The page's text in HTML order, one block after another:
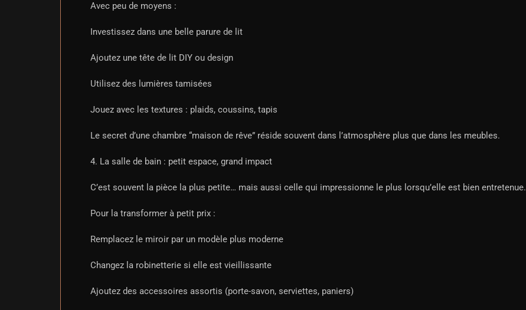
Avec peu de moyens :
Investissez dans une belle parure de lit
Ajoutez une tête de lit DIY ou design
Utilisez des lumières tamisées
Jouez avec les textures : plaids, coussins, tapis
Le secret d’une chambre “maison de rêve” réside souvent dans l’atmosphère plus que dans les meubles.
4. La salle de bain : petit espace, grand impact
C’est souvent la pièce la plus petite… mais aussi celle qui impressionne le plus lorsqu’elle est bien entretenue.
Pour la transformer à petit prix :
Remplacez le miroir par un modèle plus moderne
Changez la robinetterie si elle est vieillissante
Ajoutez des accessoires assortis (porte-savon, serviettes, paniers)